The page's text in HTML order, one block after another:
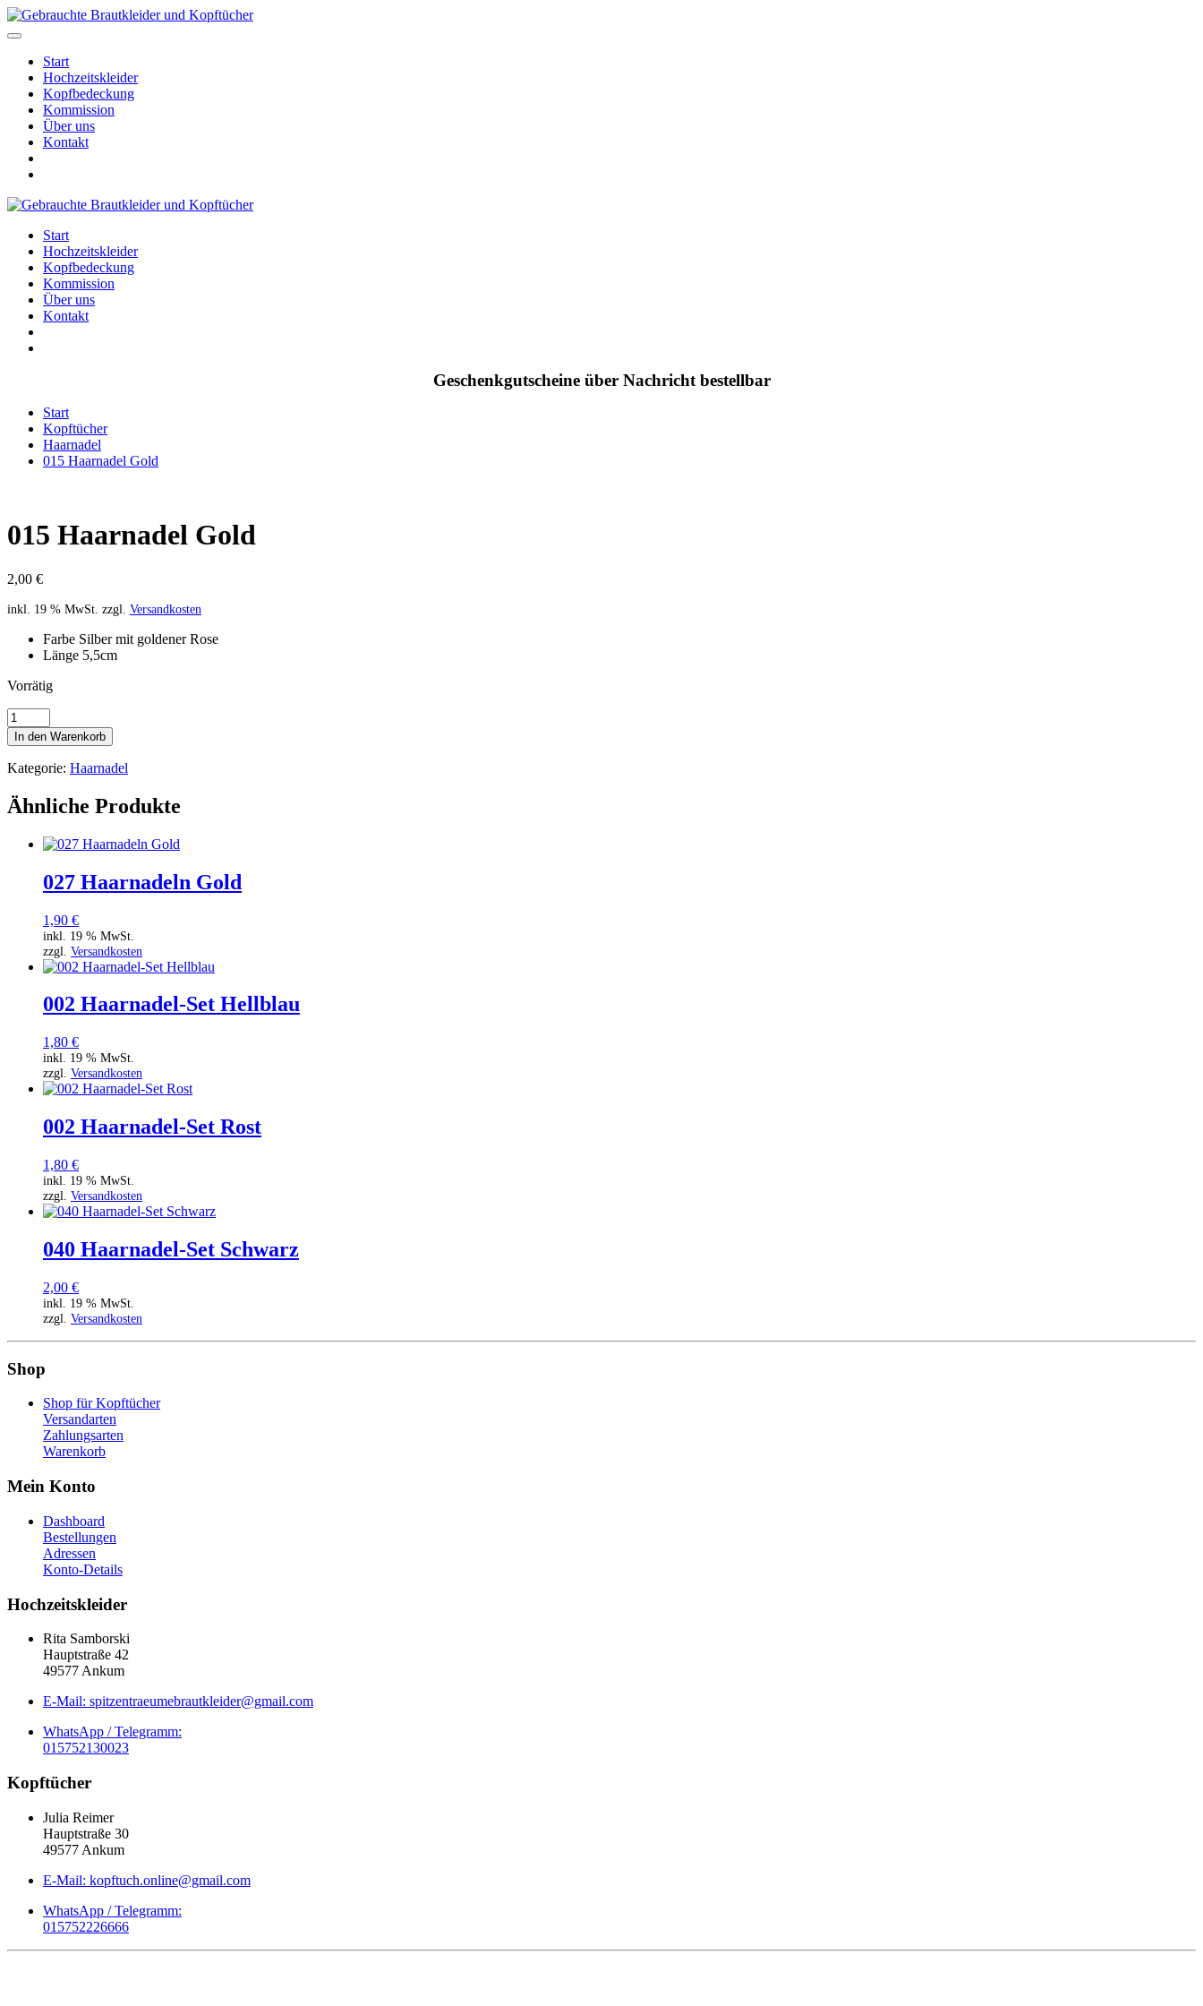
Start
Hochzeitskleider
Kopfbedeckung
Kommission
Über uns
Kontakt
Start
Hochzeitskleider
Kopfbedeckung
Kommission
Über uns
Kontakt
Geschenkgutscheine über Nachricht bestellbar
Start
Kopftücher
Haarnadel
015 Haarnadel Gold
015 Haarnadel Gold
2,00 €
inkl. 19 % MwSt. zzgl. Versandkosten
Farbe Silber mit goldener Rose
Länge 5,5cm
Vorrätig
015
Haarnadel
Gold
Menge
In den Warenkorb
Kategorie: Haarnadel
Ähnliche Produkte
027 Haarnadeln Gold
1,90 €
inkl. 19 % MwSt.
zzgl. Versandkosten
002 Haarnadel-Set Hellblau
1,80 €
inkl. 19 % MwSt.
zzgl. Versandkosten
002 Haarnadel-Set Rost
1,80 €
inkl. 19 % MwSt.
zzgl. Versandkosten
040 Haarnadel-Set Schwarz
2,00 €
inkl. 19 % MwSt.
zzgl. Versandkosten
Shop
Shop für Kopftücher
Versandarten
Zahlungsarten
Warenkorb
Mein Konto
Dashboard
Bestellungen
Adressen
Konto-Details
Hochzeitskleider
Rita Samborski
Hauptstraße 42
49577 Ankum
E-Mail: spitzentraeumebrautkleider@gmail.com
WhatsApp / Telegramm:
015752130023
Kopftücher
Julia Reimer
Hauptstraße 30
49577 Ankum
E-Mail: kopftuch.online@gmail.com
WhatsApp / Telegramm:
015752226666